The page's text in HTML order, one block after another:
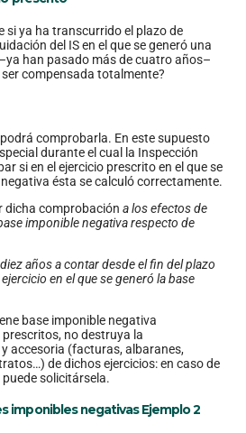
si ya ha transcurrido el plazo de
del IS en el que se generó una
han pasado más de cuatro años–
compensada totalmente?
comprobarla. En este supuesto
durante el cual la Inspección
si en el ejercicio prescrito en el que se
ésta se calculó correctamente.
dicha comprobación a los efectos de
imponible negativa respecto de
diez años a contar desde el fin del plazo
en el que se generó la base
base imponible negativa
no destruya la
accesoria (facturas, albaranes,
de dichos ejercicios: en caso de
solicitársela.
imponibles negativas Ejemplo 2